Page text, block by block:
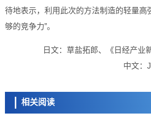
待地表示，利用此次的方法制造的轻量高
够的竞争力”。
日文：草盐拓郎、《日经产业
中文：
相关阅读